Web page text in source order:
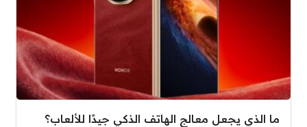
ما الذي يجعل معالج الهاتف الذكي جيدًا للألعاب؟